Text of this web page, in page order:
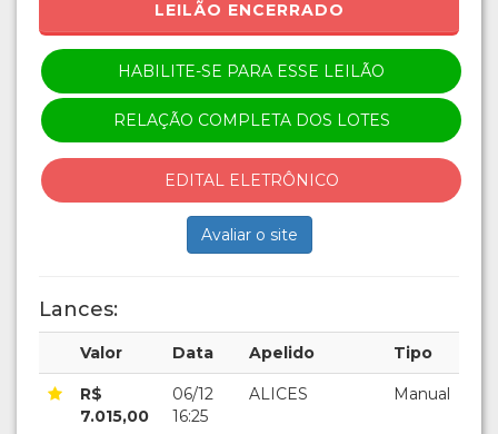
LEILÃO ENCERRADO
HABILITE-SE PARA ESSE LEILÃO
RELAÇÃO COMPLETA DOS LOTES
EDITAL ELETRÔNICO
Avaliar o site
Lances:
Valor Data Apelido Tipo
R$
7.015,00
06/12
16:25
ALICES Manual